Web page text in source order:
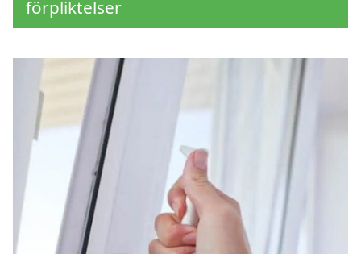
förpliktelser